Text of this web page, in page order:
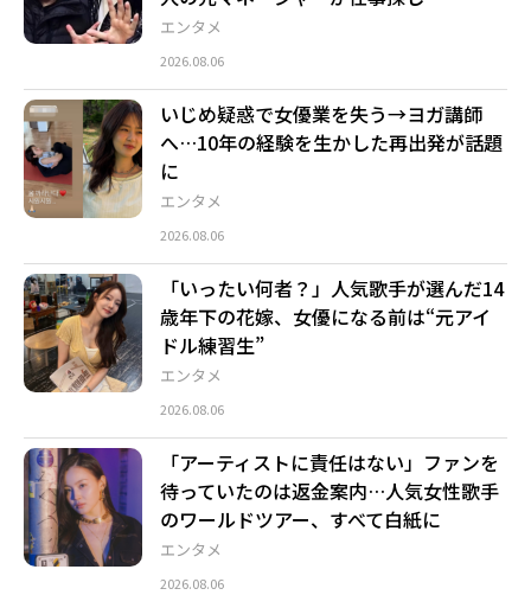
エンタメ
2026.08.06
エンタメ
いじめ疑惑で女優業を失う→ヨガ講師
へ…10年の経験を生かした再出発が話題
に
2026.08.06
エンタメ
「いったい何者？」人気歌手が選んだ14
歳年下の花嫁、女優になる前は“元アイ
ドル練習生”
2026.08.06
エンタメ
「アーティストに責任はない」ファンを
待っていたのは返金案内…人気女性歌手
のワールドツアー、すべて白紙に
2026.08.06